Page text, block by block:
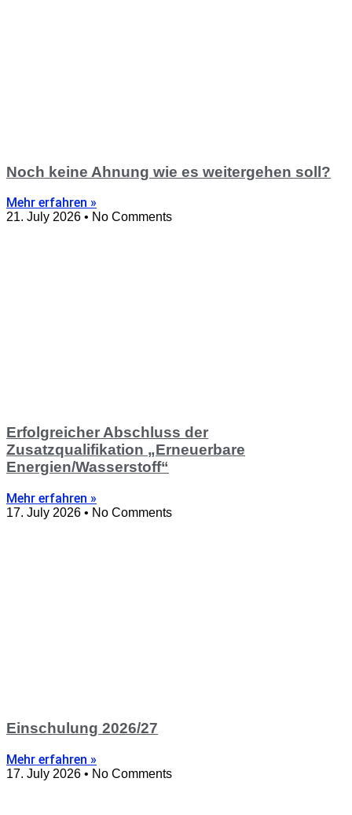
Noch keine Ahnung wie es weitergehen soll?
Mehr erfahren »
21. July 2026 No Comments
Erfolgreicher Abschluss der
Zusatzqualifikation „Erneuerbare
Energien/Wasserstoff“
Mehr erfahren »
17. July 2026 No Comments
Einschulung 2026/27
Mehr erfahren »
17. July 2026 No Comments